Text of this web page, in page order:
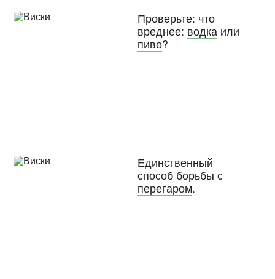
Проверьте: что
вреднее: водка или
пиво?
Единственный
способ борьбы с
перегаром.